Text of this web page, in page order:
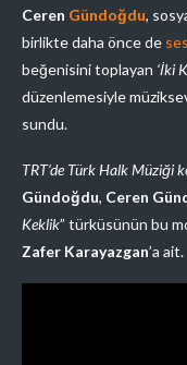
Ceren Gündoğdu,
birlikte daha önce de
beğenisini toplayan ‘İki
düzenlemesiyle
sundu.
TRT’de Türk Halk Müziği
Gündoğdu, Ceren
Keklik” türküsünün bu
Zafer Karayazgan’a ait.